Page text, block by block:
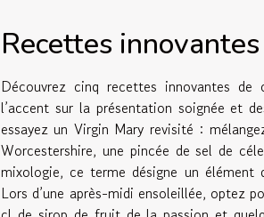
Recettes
Découvrez cinq recettes innovantes
l’accent sur la présentation soignée et
essayez un Virgin Mary revisité :
Worcestershire, une pincée de sel de
mixologie, ce terme désigne un
Lors d’une après-midi ensoleillée, optez